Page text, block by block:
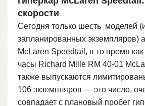
скорости
Сегодня только шесть моделей
запланированных экземпляров)
McLaren Speedtail, в то время
часы Richard Mille RM 40-01
также выпускаются
106 экземпляров — это число,
совпадает с плановый пробег